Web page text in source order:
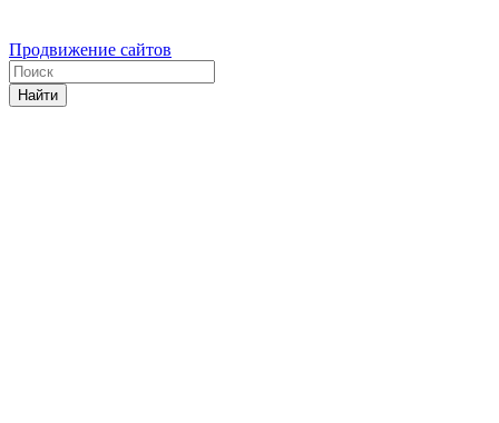
Продвижение сайтов
Найти